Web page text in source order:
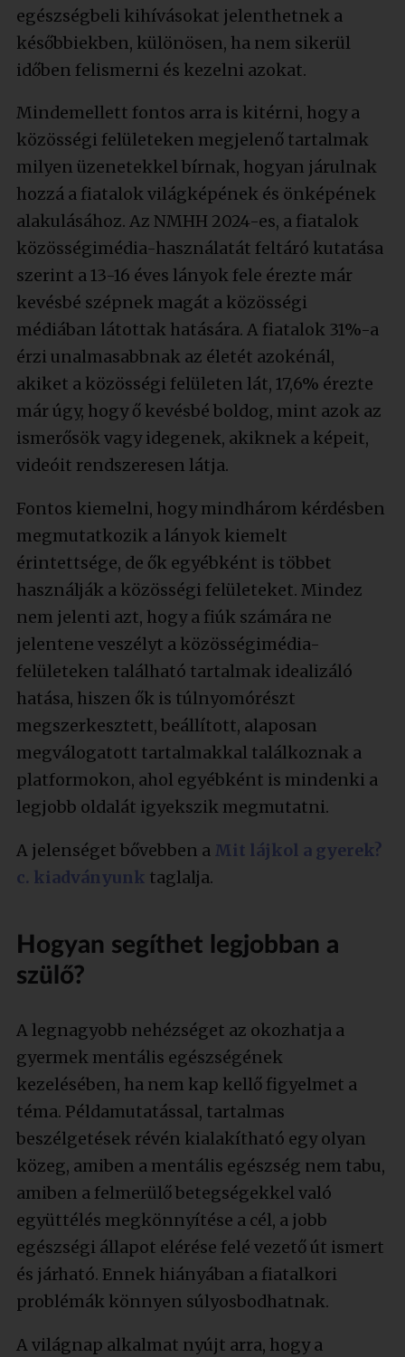
egészségbeli kihívásokat jelenthetnek a
későbbiekben, különösen, ha nem sikerül
időben felismerni és kezelni azokat.
Mindemellett fontos arra is kitérni, hogy a
közösségi felületeken megjelenő tartalmak
milyen üzenetekkel bírnak, hogyan járulnak
hozzá a fiatalok világképének és önképének
alakulásához. Az NMHH 2024-es, a fiatalok
közösségimédia-használatát feltáró kutatása
szerint a 13-16 éves lányok fele érezte már
kevésbé szépnek magát a közösségi
médiában látottak hatására. A fiatalok 31%-a
érzi unalmasabbnak az életét azokénál,
akiket a közösségi felületen lát, 17,6% érezte
már úgy, hogy ő kevésbé boldog, mint azok az
ismerősök vagy idegenek, akiknek a képeit,
videóit rendszeresen látja.
Fontos kiemelni, hogy mindhárom kérdésben
megmutatkozik a lányok kiemelt
érintettsége, de ők egyébként is többet
használják a közösségi felületeket. Mindez
nem jelenti azt, hogy a fiúk számára ne
jelentene veszélyt a közösségimédia-
felületeken található tartalmak idealizáló
hatása, hiszen ők is túlnyomórészt
megszerkesztett, beállított, alaposan
megválogatott tartalmakkal találkoznak a
platformokon, ahol egyébként is mindenki a
legjobb oldalát igyekszik megmutatni.
A jelenséget bővebben a Mit lájkol a gyerek?
c. kiadványunk taglalja.
Hogyan segíthet legjobban a
szülő?
A legnagyobb nehézséget az okozhatja a
gyermek mentális egészségének
kezelésében, ha nem kap kellő figyelmet a
téma. Példamutatással, tartalmas
beszélgetések révén kialakítható egy olyan
közeg, amiben a mentális egészség nem tabu,
amiben a felmerülő betegségekkel való
együttélés megkönnyítése a cél, a jobb
egészségi állapot elérése felé vezető út ismert
és járható. Ennek hiányában a fiatalkori
problémák könnyen súlyosbodhatnak.
A világnap alkalmat nyújt arra, hogy a